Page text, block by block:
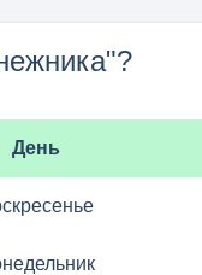
День